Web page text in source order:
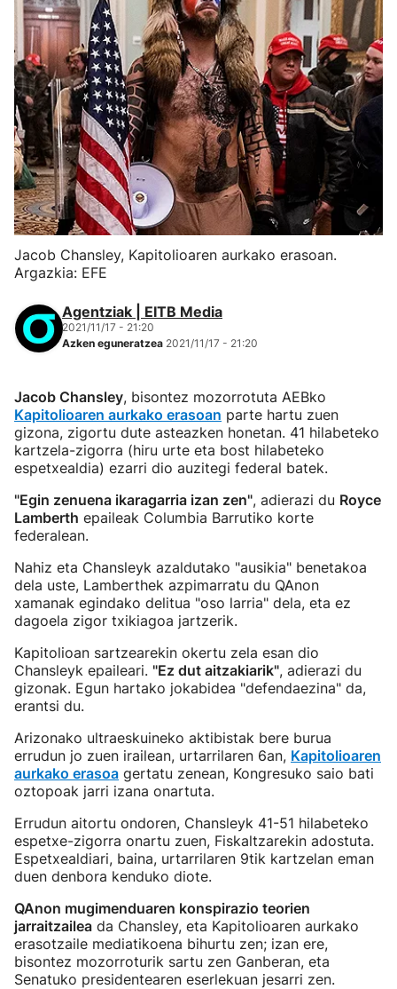
Jacob Chansley, Kapitolioaren aurkako erasoan.
Argazkia: EFE
Agentziak | EITB Media
2021/11/17 - 21:20
Azken eguneratzea 2021/11/17 - 21:20
Jacob Chansley, bisontez mozorrotuta AEBko
Kapitolioaren aurkako erasoan parte hartu zuen
gizona, zigortu dute asteazken honetan. 41 hilabeteko
kartzela-zigorra (hiru urte eta bost hilabeteko
espetxealdia) ezarri dio auzitegi federal batek.
"Egin zenuena ikaragarria izan zen", adierazi du Royce
Lamberth epaileak Columbia Barrutiko korte
federalean.
Nahiz eta Chansleyk azaldutako "ausikia" benetakoa
dela uste, Lamberthek azpimarratu du QAnon
xamanak egindako delitua "oso larria" dela, eta ez
dagoela zigor txikiagoa jartzerik.
Kapitolioan sartzearekin okertu zela esan dio
Chansleyk epaileari. "Ez dut aitzakiarik", adierazi du
gizonak. Egun hartako jokabidea "defendaezina" da,
erantsi du.
Arizonako ultraeskuineko aktibistak bere burua
errudun jo zuen irailean, urtarrilaren 6an, Kapitolioaren
aurkako erasoa gertatu zenean, Kongresuko saio bati
oztopoak jarri izana onartuta.
Errudun aitortu ondoren, Chansleyk 41-51 hilabeteko
espetxe-zigorra onartu zuen, Fiskaltzarekin adostuta.
Espetxealdiari, baina, urtarrilaren 9tik kartzelan eman
duen denbora kenduko diote.
QAnon mugimenduaren konspirazio teorien
jarraitzailea da Chansley, eta Kapitolioaren aurkako
erasotzaile mediatikoena bihurtu zen; izan ere,
bisontez mozorroturik sartu zen Ganberan, eta
Senatuko presidentearen eserlekuan jesarri zen.